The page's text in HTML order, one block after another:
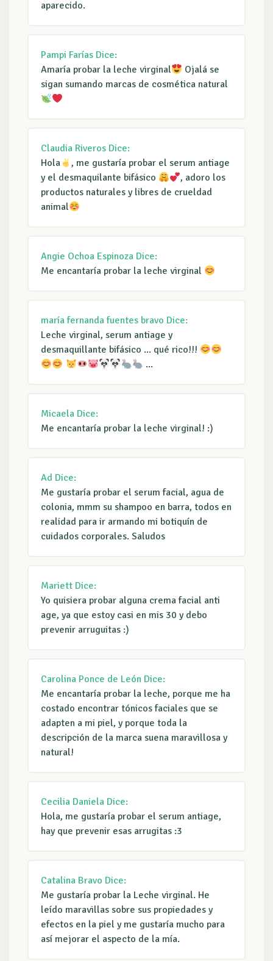
aparecido.
Pampi Farías Dice:
Amaría probar la leche virginal
Ojalá se
sigan sumando marcas de cosmética natural
Claudia Riveros Dice:
Hola
, me gustaría probar el serum antiage
y el desmaquilante bifásico
, adoro los
productos naturales y libres de crueldad
animal
Angie Ochoa Espinoza Dice:
Me encantaría probar la leche virginal
maría fernanda fuentes bravo Dice:
Leche virginal, serum antiage y
desmaquillante bifásico ... qué rico!!!
...
Micaela Dice:
Me encantaría probar la leche virginal! :)
Ad Dice:
Me gustaría probar el serum facial, agua de
colonia, mmm su shampoo en barra, todos en
realidad para ir armando mi botiquín de
cuidados corporales. Saludos
Mariett Dice:
Yo quisiera probar alguna crema facial anti
age, ya que estoy casi en mis 30 y debo
prevenir arruguitas :)
Carolina Ponce de León Dice:
Me encantaría probar la leche, porque me ha
costado encontrar tónicos faciales que se
adapten a mi piel, y porque toda la
descripción de la marca suena maravillosa y
natural!
Cecilia Daniela Dice:
Hola, me gustaría probar el serum antiage,
hay que prevenir esas arrugitas :3
Catalina Bravo Dice:
Me gustaría probar la Leche virginal. He
leído maravillas sobre sus propiedades y
efectos en la piel y me gustaría mucho para
así mejorar el aspecto de la mía.